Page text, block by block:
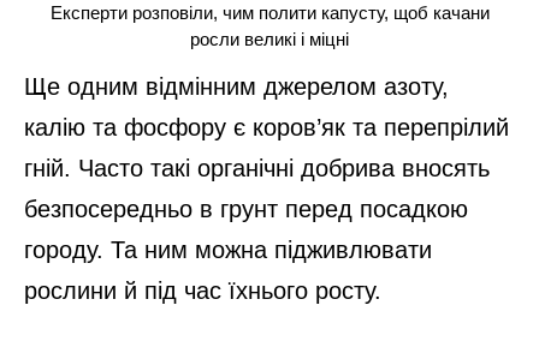
Експерти розповіли, чим полити капусту, щоб качани
росли великі і міцні
Ще одним відмінним джерелом азоту,
калію та фосфору є коров’як та перепрілий
гній. Часто такі органічні добрива вносять
безпосередньо в грунт перед посадкою
городу. Та ним можна підживлювати
рослини й під час їхнього росту.